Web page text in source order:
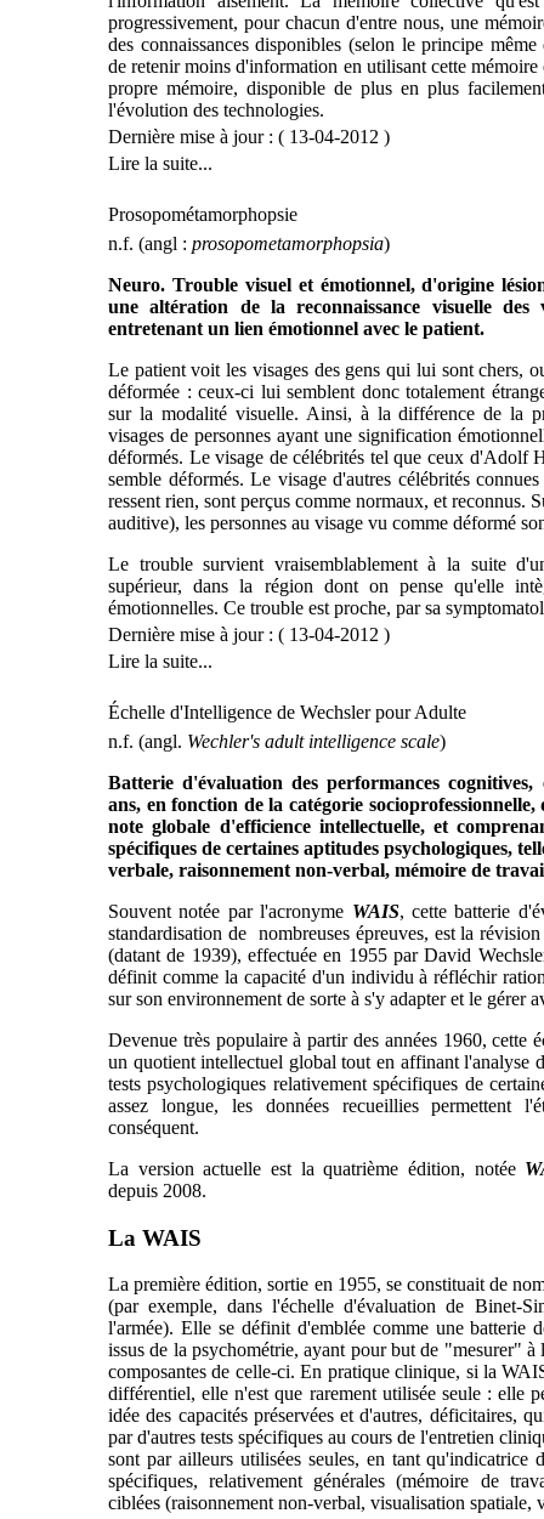
progressivement, pour chacun d'entre nous, une
des connaissances disponibles (selon le principe
de retenir moins d'information en utilisant cette
propre mémoire, disponible de plus en plus
l'évolution des technologies.
Dernière mise à jour : ( 13-04-2012 )
Lire la suite...
Prosopométamorphopsie
n.f. (angl : prosopometamorphopsia)
Neuro. Trouble visuel et émotionnel, d'origine
une altération de la reconnaissance visuelle des
entretenant un lien émotionnel avec le patient.
Le patient voit les visages des gens qui lui sont chers,
déformée : ceux-ci lui semblent donc totalement
sur la modalité visuelle. Ainsi, à la différence de la
visages de personnes ayant une signification
déformés. Le visage de célébrités tel que ceux d'Adolf
semble déformés. Le visage d'autres célébrités
ressent rien, sont perçus comme normaux, et reconnus.
auditive), les personnes au visage vu comme déformé
Le trouble survient vraisemblablement à la suite
supérieur, dans la région dont on pense qu'elle
émotionnelles. Ce trouble est proche, par sa
Dernière mise à jour : ( 13-04-2012 )
Lire la suite...
Échelle d'Intelligence de Wechsler pour Adulte
n.f. (angl. Wechler's adult intelligence scale)
Batterie d'évaluation des performances
ans, en fonction de la catégorie socioprofessionnelle,
note globale d'efficience intellectuelle, et
spécifiques de certaines aptitudes psychologiques,
verbale, raisonnement non-verbal, mémoire de
Souvent notée par l'acronyme WAIS, cette batterie
standardisation de nombreuses épreuves, est la
(datant de 1939), effectuée en 1955 par David
définit comme la capacité d'un individu à réfléchir
sur son environnement de sorte à s'y adapter et le gérer
Devenue très populaire à partir des années 1960, cette
un quotient intellectuel global tout en affinant l'analyse
tests psychologiques relativement spécifiques de
assez longue, les données recueillies permettent
conséquent.
La version actuelle est la quatrième édition, notée
depuis 2008.
La WAIS
La première édition, sortie en 1955, se constituait de
(par exemple, dans l'échelle d'évaluation de Binet-
l'armée). Elle se définit d'emblée comme une batterie
issus de la psychométrie, ayant pour but de "mesurer"
composantes de celle-ci. En pratique clinique, si la
différentiel, elle n'est que rarement utilisée seule : elle
idée des capacités préservées et d'autres, déficitaires,
par d'autres tests spécifiques au cours de l'entretien
sont par ailleurs utilisées seules, en tant qu'indicatrice
spécifiques, relativement générales (mémoire de
ciblées (raisonnement non-verbal, visualisation spatiale,